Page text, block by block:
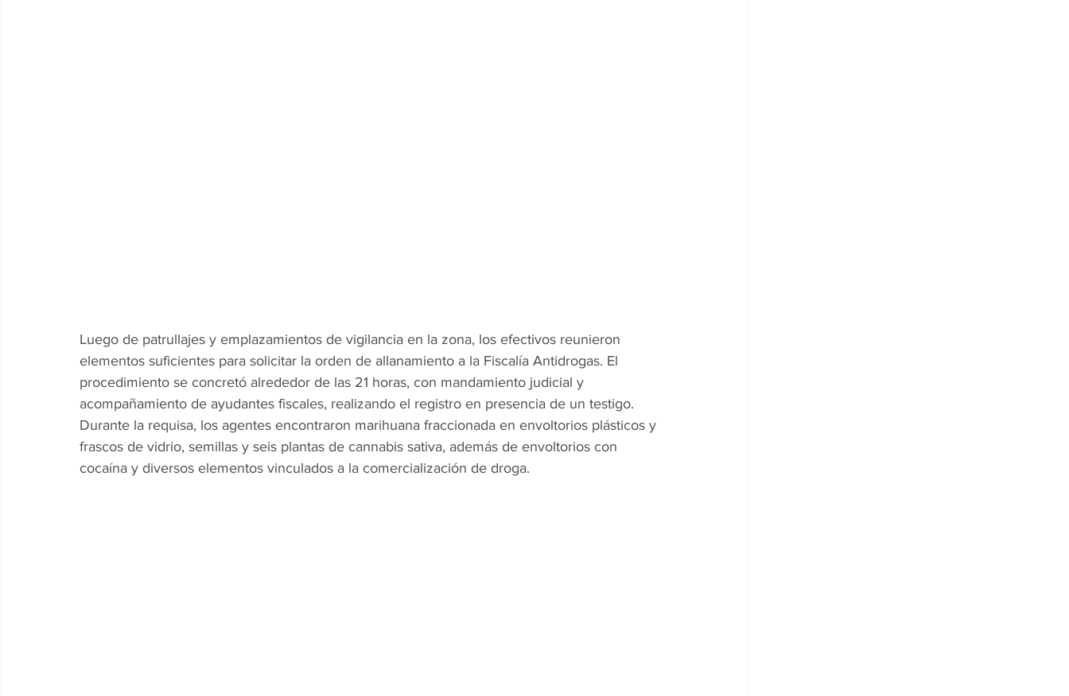
Luego de patrullajes y emplazamientos de vigilancia en la zona, los efectivos reunieron
elementos suficientes para solicitar la orden de allanamiento a la Fiscalía Antidrogas. El
procedimiento se concretó alrededor de las 21 horas, con mandamiento judicial y
acompañamiento de ayudantes fiscales, realizando el registro en presencia de un testigo.
Durante la requisa, los agentes encontraron marihuana fraccionada en envoltorios plásticos y
frascos de vidrio, semillas y seis plantas de cannabis sativa, además de envoltorios con
cocaína y diversos elementos vinculados a la comercialización de droga.